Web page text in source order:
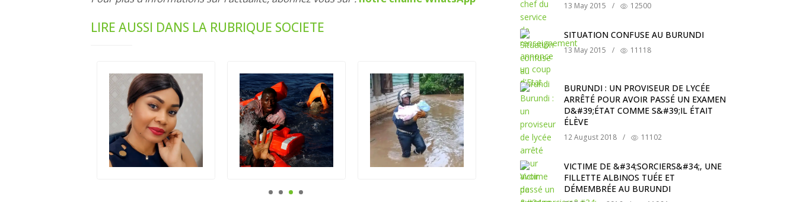
LIRE AUSSI DANS LA RUBRIQUE SOCIETE
13 May 2015 / 12500
SITUATION CONFUSE AU BURUNDI
13 May 2015 / 11118
BURUNDI : UN PROVISEUR DE LYCÉE
ARRÊTÉ POUR AVOIR PASSÉ UN EXAMEN
D&#39;ÉTAT COMME S&#39;IL ÉTAIT
ÉLÈVE
12 August 2018 / 11102
VICTIME DE &#34;SORCIERS&#34;, UNE
FILLETTE ALBINOS TUÉE ET
DÉMEMBRÉE AU BURUNDI